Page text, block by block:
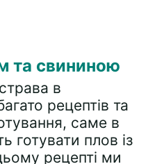
та свининою
в
рецептів та
саме в
готувати плов із
рецепті ми